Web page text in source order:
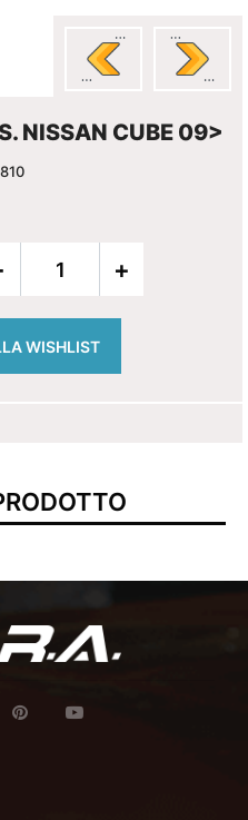
NISSAN CUBE 09>
WISHLIST